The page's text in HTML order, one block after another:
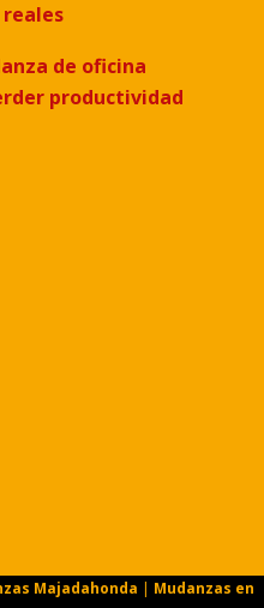
de oficina
productividad
Majadahonda | Mudanzas en